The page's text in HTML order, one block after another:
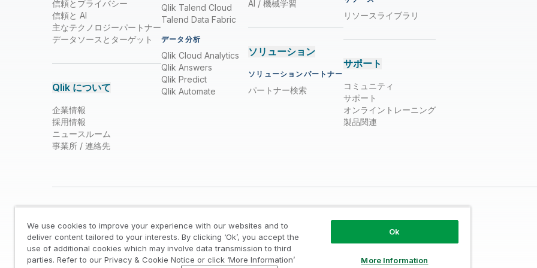
信頼とプライバシー
信頼と AI
主なテクノロジーパートナー
データソースとターゲット
Qlik について
企業情報
採用情報
ニュースルーム
事業所 / 連絡先
Qlik Talend Cloud
Talend Data Fabric
データ分析
Qlik Cloud Analytics
Qlik Answers
Qlik Predict
Qlik Automate
AI / 機械学習
ソリューション
ソリューションパートナー
パートナー検索
リソースライブラリ
サポート
コミュニティ
サポート
オンライントレーニング
製品関連
We use cookies to improve your experience with our websites and to
deliver content tailored to your interests. By clicking ‘Ok’, you accept the
use of additional cookies which may involve data transmission to third
parties. Refer to our Privacy & Cookie Notice or click ‘More Information’
Ok
More Information